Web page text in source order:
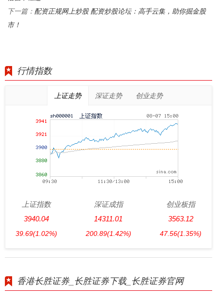
下一篇： 配资正规网上炒股 配资炒股论坛：高手云集，助你掘金股
市！
行情指数
上证走势 深证走势 创业走势
上证指数
3940.04
39.69(1.02%)
深证成指
14311.01
200.89(1.42%)
创业板指
3563.12
47.56(1.35%)
香港长胜证券_长胜证券下载_长胜证券官网